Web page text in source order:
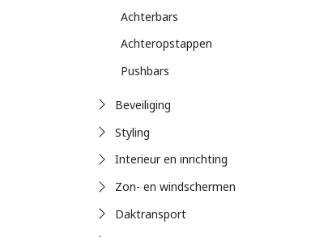
Achterbars
Achteropstappen
Pushbars
Beveiliging
Styling
Interieur en inrichting
Zon- en windschermen
Daktransport